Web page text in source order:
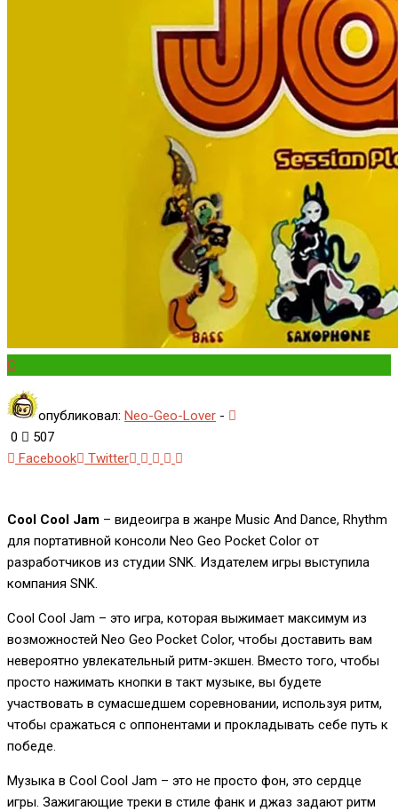
C
опубликовал: Neo-Geo-Lover -
0
507
Facebook
Twitter Whatsapp
Pinterest
Reddit
Share
Cool Cool Jam – видеоигра в жанре Music And Dance, Rhythm
для портативной консоли Neo Geo Pocket Color от
разработчиков из студии SNK. Издателем игры выступила
компания SNK.
Cool Cool Jam – это игра, которая выжимает максимум из
возможностей Neo Geo Pocket Color, чтобы доставить вам
невероятно увлекательный ритм-экшен. Вместо того, чтобы
просто нажимать кнопки в такт музыке, вы будете
участвовать в сумасшедшем соревновании, используя ритм,
чтобы сражаться с оппонентами и прокладывать себе путь к
победе.
Музыка в Cool Cool Jam – это не просто фон, это сердце
игры. Зажигающие треки в стиле фанк и джаз задают ритм